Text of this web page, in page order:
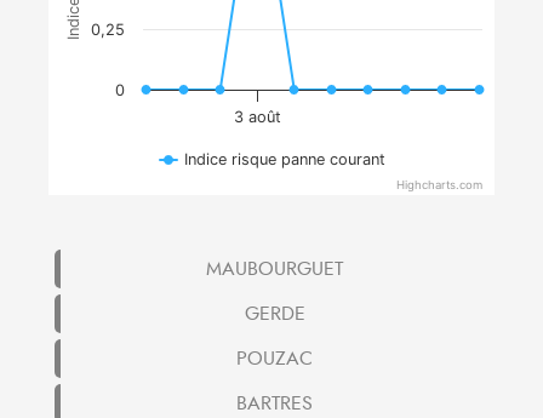
3 août
0
0,25
Indice risque panne courant
Highcharts.com
MAUBOURGUET
GERDE
POUZAC
BARTRES